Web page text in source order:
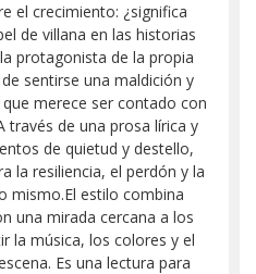
el crecimiento: ¿significa
de villana en las historias
protagonista de la propia
sentirse una maldición y
merece ser contado con
través de una prosa lírica y
de quietud y destello,
la resiliencia, el perdón y la
mismo.El estilo combina
una mirada cercana a los
la música, los colores y el
Es una lectura para